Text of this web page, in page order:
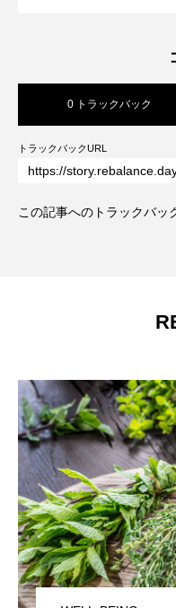
現在は木材を使った
や自然環境への取り組
0 トラックバック
トラックバックURL
この記事へのトラックバッ